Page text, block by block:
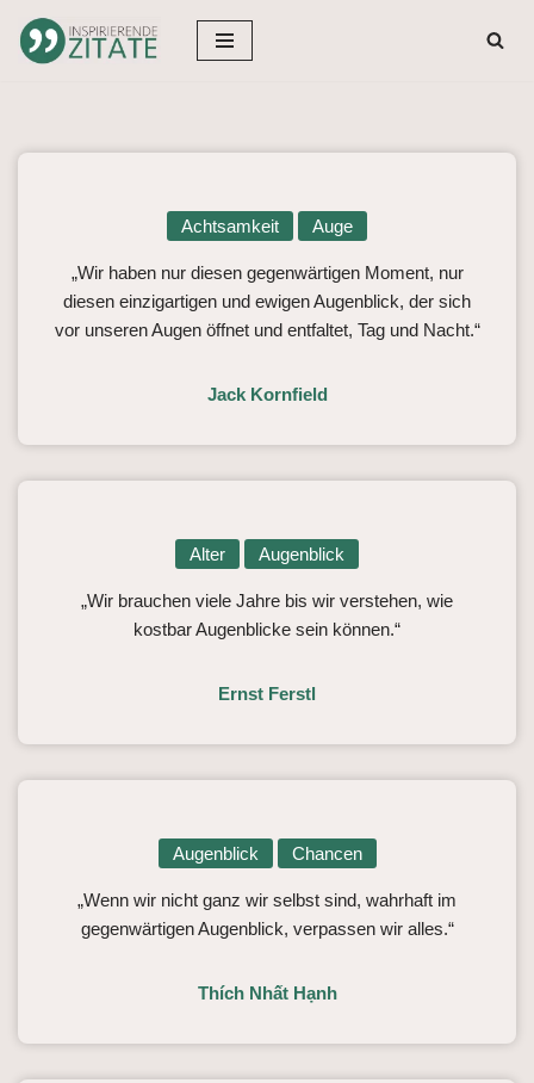
Zum
Achtsamkeit Auge
„Wir haben nur diesen gegenwärtigen Moment, nur
diesen einzigartigen und ewigen Augenblick, der sich
vor unseren Augen öffnet und entfaltet, Tag und Nacht.“
Jack Kornfield
Alter Augenblick
„Wir brauchen viele Jahre bis wir verstehen, wie
kostbar Augenblicke sein können.“
Ernst Ferstl
Augenblick Chancen
„Wenn wir nicht ganz wir selbst sind, wahrhaft im
gegenwärtigen Augenblick, verpassen wir alles.“
Thích Nhất Hạnh